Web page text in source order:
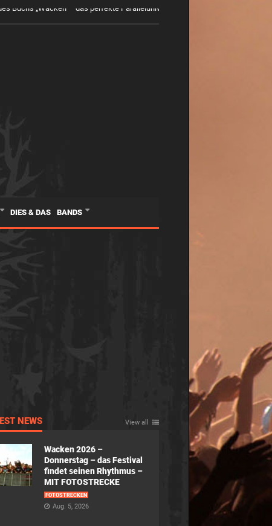
Buchs „Wacken – das perfekte Paralleluniversum. Was die Gesellschaft
DIES & DAS BANDS
NEWS View all
Wacken 2026 –
Donnerstag – das Festival
findet seinen Rhythmus –
MIT FOTOSTRECKE
FOTOSTRECKEN
Aug. 5, 2026